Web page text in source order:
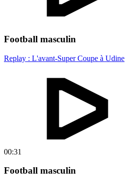
Football masculin
Replay : L'avant-Super Coupe à Udine
00:31
Football masculin